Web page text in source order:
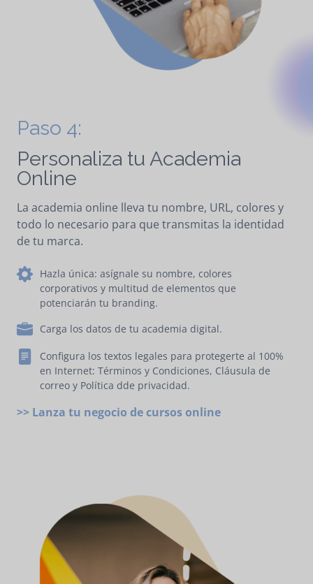
Paso 4:
Personaliza tu Academia
Online
La academia online lleva tu nombre, URL, colores y
todo lo necesario para que transmitas la identidad
de tu marca.
Hazla única: asígnale su nombre, colores
corporativos y multitud de elementos que
potenciarán tu branding.
Carga los datos de tu academia digital.
Configura los textos legales para protegerte al 100%
en Internet: Términos y Condiciones, Cláusula de
correo y Política dde privacidad.
>> Lanza tu negocio de cursos online